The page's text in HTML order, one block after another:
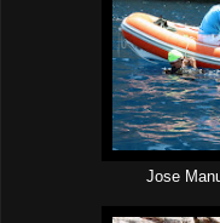
Jose